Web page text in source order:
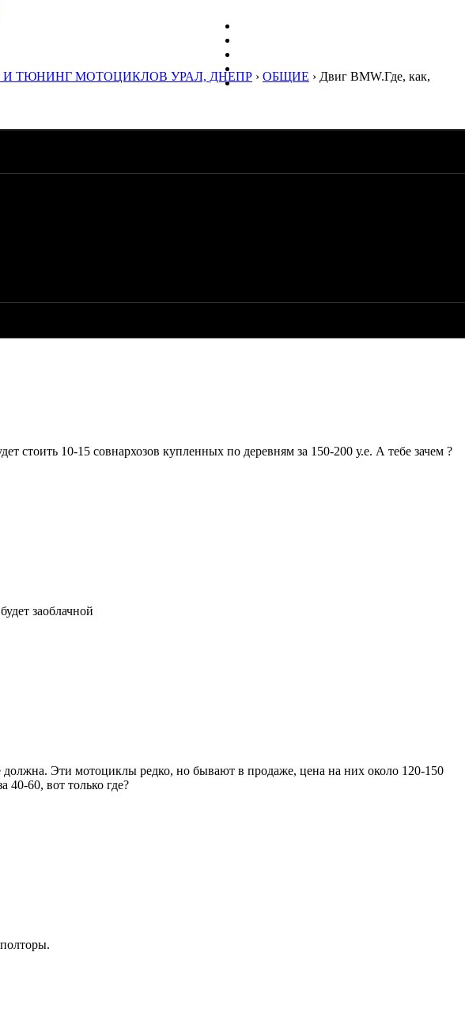
И ТЮНИНГ МОТОЦИКЛОВ УРАЛ, ДНЕПР › ОБЩИЕ › Двиг BMW.Где, как,
стоить 10-15 совнархозов купленных по деревням за 150-200 у.е. А тебе зачем ?
заоблачной
должна. Эти мотоциклы редко, но бывают в продаже, цена на них около 120-150
40-60, вот только где?